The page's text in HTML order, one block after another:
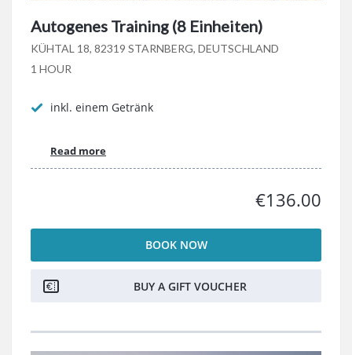
Autogenes Training (8 Einheiten)
KÜHTAL 18, 82319 STARNBERG, DEUTSCHLAND
1 HOUR
inkl. einem Getränk
Read more
€136.00
BOOK NOW
BUY A GIFT VOUCHER